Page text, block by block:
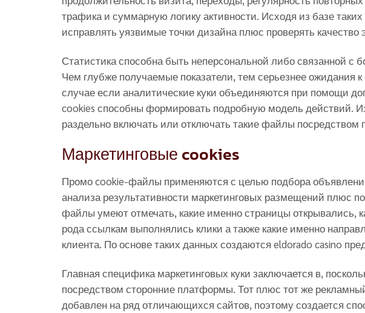
трафика и суммарную логику активности. Исходя из базе
исправлять уязвимые точки дизайна плюс проверять качество
Статистика способна быть неперсональной либо связанной с
Чем глубже получаемые показатели, тем серьезнее ожидания
случае если аналитические куки объединяются при помощи
cookies способны формировать подробную модель действий.
раздельно включать или отключать такие файлы посредством
Маркетинговые cookies
Промо cookie-файлы применяются с целью подбора
анализа результативности маркетинговых размещений плюс
файлы умеют отмечать, какие именно страницы открывались,
рода ссылкам выполнялись клики а также какие именно
клиента. По основе таких данных создаются eldorado casino
Главная специфика маркетинговых куки заключается в,
посредством сторонние платформы. Тот плюс тот же
добавлен на ряд отличающихся сайтов, поэтому создается